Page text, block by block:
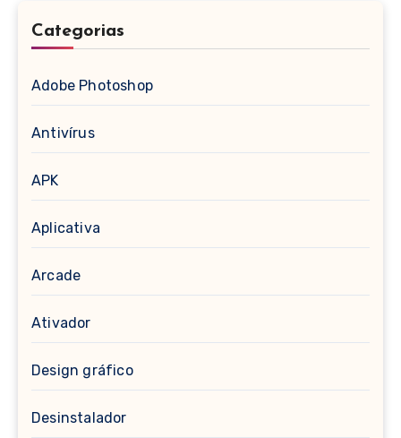
Categorias
Adobe Photoshop
Antivírus
APK
Aplicativa
Arcade
Ativador
Design gráfico
Desinstalador